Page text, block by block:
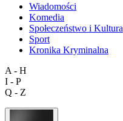
Wiadomości
Komedia
Społeczeństwo i Kultura
Sport
Kronika Kryminalna
A - H
I - P
Q - Z